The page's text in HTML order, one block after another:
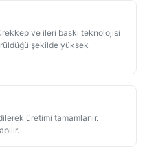
ve ileri baskı teknolojisi
şekilde yüksek
üretimi tamamlanır.